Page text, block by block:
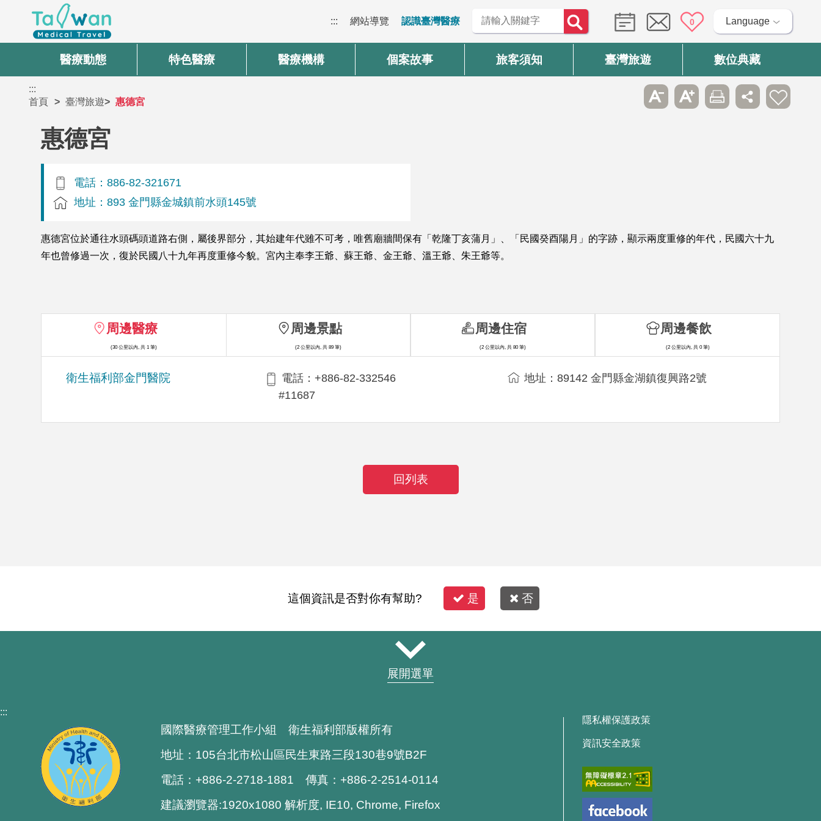
::: 網站導覽 認識臺灣醫療 0 Language
醫療動態 特色醫療 醫療機構 個案故事 旅客須知 臺灣旅遊 數位典藏
:::
首頁
臺灣旅遊 惠德宮
惠德宮
電話：886-82-321671
地址：893 金門縣金城鎮前水頭145號
惠德宮位於通往水頭碼頭道路右側，屬後界部分，其始建年代雖不可考，唯舊廟牆間保有「乾隆丁亥蒲月」、「民國癸酉陽月」的字跡，顯示兩度重修的年代，民國六十九
年也曾修過一次，復於民國八十九年再度重修今貌。宮內主奉李王爺、蘇王爺、金王爺、溫王爺、朱王爺等。
周邊醫療
(30 公里以內, 共 1 筆)
衛生福利部金門醫院
電話：+886-82-332546
#11687
地址：89142 金門縣金湖鎮復興路2號
周邊景點
(2 公里以內, 共 89 筆)
周邊住宿
(2 公里以內, 共 80 筆)
周邊餐飲
(2 公里以內, 共 0 筆)
回列表
這個資訊是否對你有幫助? 是 否
展開選單
:::
國際醫療管理工作小組 衛生福利部版權所有
地址：105台北市松山區民生東路三段130巷9號B2F
電話：+886-2-2718-1881 傳真：+886-2-2514-0114
建議瀏覽器:1920x1080 解析度, IE10, Chrome, Firefox
隱私權保護政策
資訊安全政策